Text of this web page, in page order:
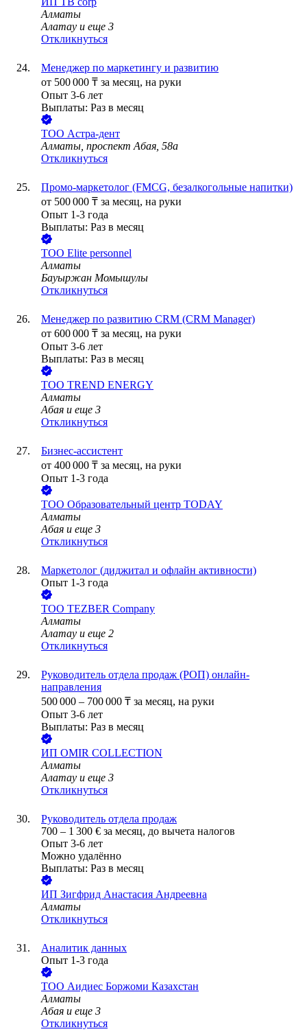
Алматы
Алатау и еще 3
Откликнуться
Менеджер по маркетингу и развитию
от 500 000 ₸ за месяц, на руки
Опыт 3-6 лет
Выплаты: Раз в месяц
ТОО Астра-дент
Алматы, проспект Абая, 58а
Откликнуться
Промо-маркетолог (FMCG, безалкогольные напитки)
от 500 000 ₸ за месяц, на руки
Опыт 1-3 года
Выплаты: Раз в месяц
ТОО Elite personnel
Алматы
Бауыржан Момышулы
Откликнуться
Менеджер по развитию CRM (CRM Manager)
от 600 000 ₸ за месяц, на руки
Опыт 3-6 лет
Выплаты: Раз в месяц
ТОО TREND ENERGY
Алматы
Абая и еще 3
Откликнуться
Бизнес-ассистент
от 400 000 ₸ за месяц, на руки
Опыт 1-3 года
ТОО Образовательный центр TODAY
Алматы
Абая и еще 3
Откликнуться
Маркетолог (диджитал и офлайн активности)
Опыт 1-3 года
ТОО TEZBER Company
Алматы
Алатау и еще 2
Откликнуться
Руководитель отдела продаж (РОП) онлайн-
направления
500 000 – 700 000 ₸ за месяц, на руки
Опыт 3-6 лет
Выплаты: Раз в месяц
ИП OMIR COLLECTION
Алматы
Алатау и еще 3
Откликнуться
Руководитель отдела продаж
700 – 1 300 € за месяц, до вычета налогов
Опыт 3-6 лет
Можно удалённо
Выплаты: Раз в месяц
ИП Зигфрид Анастасия Андреевна
Алматы
Откликнуться
Аналитик данных
Опыт 1-3 года
ТОО Аидиес Боржоми Казахстан
Алматы
Абая и еще 3
Откликнуться